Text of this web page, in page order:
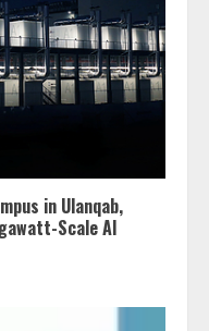
in Ulanqab,
Scale AI